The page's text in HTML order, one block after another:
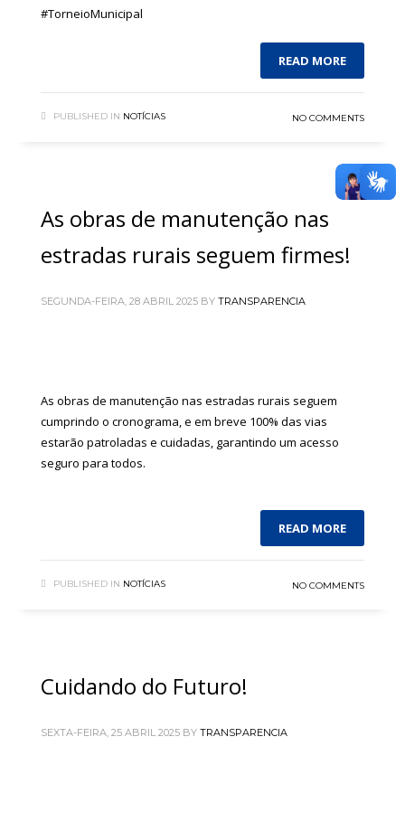
#TorneioMunicipal
READ MORE
PUBLISHED IN NOTÍCIAS NO COMMENTS
As obras de manutenção nas
estradas rurais seguem firmes!
SEGUNDA-FEIRA, 28 ABRIL 2025 BY TRANSPARENCIA
As obras de manutenção nas estradas rurais seguem
cumprindo o cronograma, e em breve 100% das vias
estarão patroladas e cuidadas, garantindo um acesso
seguro para todos.
READ MORE
PUBLISHED IN NOTÍCIAS NO COMMENTS
Cuidando do Futuro!
SEXTA-FEIRA, 25 ABRIL 2025 BY TRANSPARENCIA